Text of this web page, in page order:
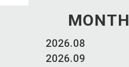
MONTH
2026.08
2026.09